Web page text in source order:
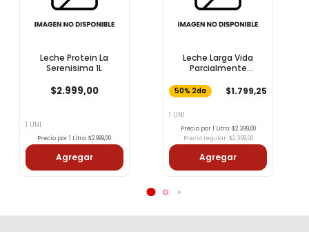
Leche Protein La
Serenisima 1L
$2.999,00
1 UNI
Precio por 1 Litro: $2.999,00
Agregar
Leche Larga Vida
Parcialmente
50% 2da $1.799,25
1 UNI
Precio por 1 Litro: $2.399,00
Precio regular: $2.399,00
Agregar